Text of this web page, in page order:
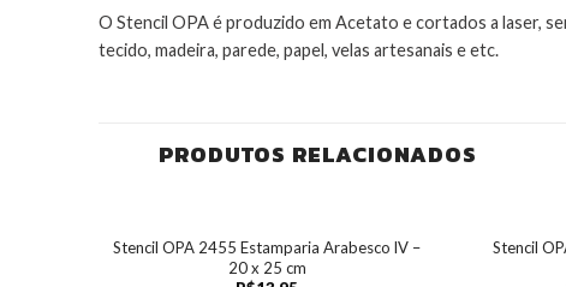
O Stencil OPA é produzido em Acetato e cortados a laser,
tecido, madeira, parede, papel, velas artesanais e etc.
PRODUTOS RELACIONADOS
Stencil OPA 2455 Estamparia Arabesco lV –
20 x 25 cm
Stencil